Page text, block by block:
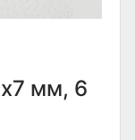
мм, 6